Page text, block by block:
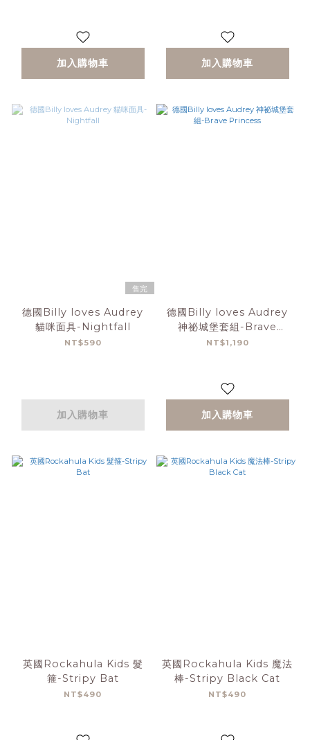
加入購物車 加入購物車
售完
德國Billy loves Audrey
貓咪面具-Nightfall
NT$590
加入購物車
德國Billy loves Audrey
神祕城堡套組-Brave
Princess
NT$1,190
加入購物車
英國Rockahula Kids 髮
箍-Stripy Bat
NT$490
英國Rockahula Kids 魔法
棒-Stripy Black Cat
NT$490